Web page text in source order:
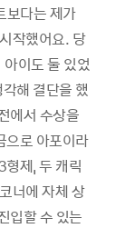
보다는 제가
작했어요. 당
이도 둘 있었
해 결단을 했
에서 수상을
으로 아포이라
제, 두 캐릭
너에 자체 상
입할 수 있는